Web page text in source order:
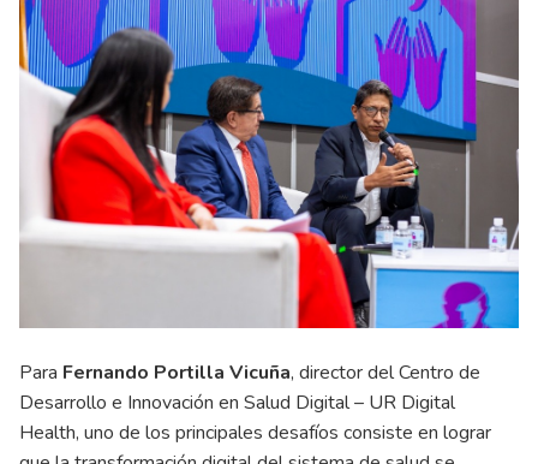
Para Fernando Portilla Vicuña, director del Centro de
Desarrollo e Innovación en Salud Digital – UR Digital
Health, uno de los principales desafíos consiste en lograr